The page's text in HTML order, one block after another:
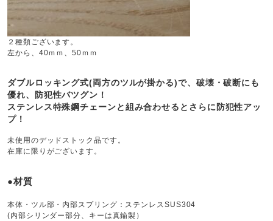
２種類ございます。
左から、40ｍｍ、50ｍｍ
ダブルロッキング式(両方のツルが掛かる)で、破壊・破断にも
優れ、防犯性バツグン！
ステンレス特殊鋼チェーンと組み合わせるとさらに防犯性アッ
プ！
未使用のデッドストック品です。
在庫に限りがございます。
●材質
本体・ツル部・内部スプリング：ステンレスSUS304
(内部シリンダー部分、キーは真鍮製）